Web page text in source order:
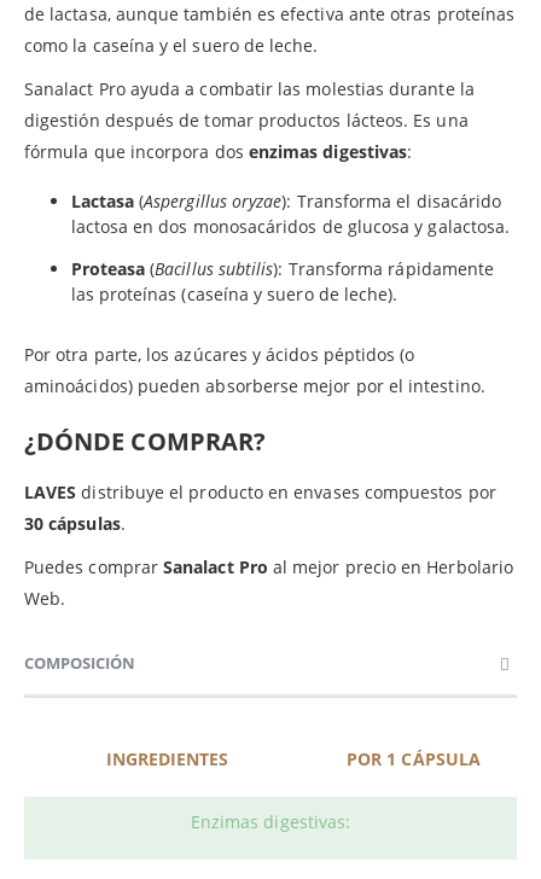
de lactasa, aunque también es efectiva ante otras proteínas
como la caseína y el suero de leche.
Sanalact Pro ayuda a combatir las molestias durante la
digestión después de tomar productos lácteos. Es una
fórmula que incorpora dos enzimas digestivas:
Lactasa (Aspergillus oryzae): Transforma el disacárido
lactosa en dos monosacáridos de glucosa y galactosa.
Proteasa (Bacillus subtilis): Transforma rápidamente
las proteínas (caseína y suero de leche).
Por otra parte, los azúcares y ácidos péptidos (o
aminoácidos) pueden absorberse mejor por el intestino.
¿DÓNDE COMPRAR?
LAVES distribuye el producto en envases compuestos por
30 cápsulas.
Puedes comprarSanalact Pro al mejor precio en Herbolario
Web.
COMPOSICIÓN
INGREDIENTES POR 1 CÁPSULA
Enzimas digestivas: